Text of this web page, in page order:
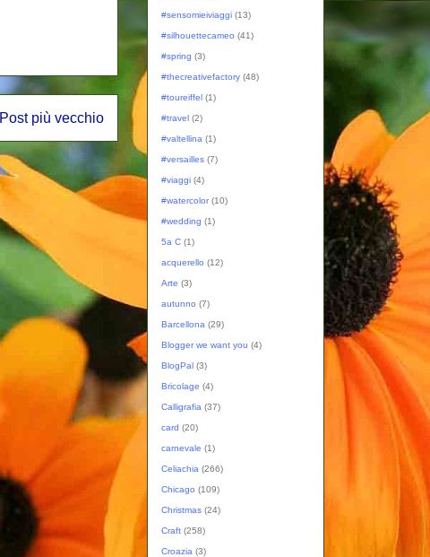
Post più vecchio
#sensomieiviaggi (13)
#silhouettecameo (41)
#spring (3)
#thecreativefactory (48)
#toureiffel (1)
#travel (2)
#valtellina (1)
#versailles (7)
#viaggi (4)
#watercolor (10)
#wedding (1)
5a C (1)
acquerello (12)
Arte (3)
autunno (7)
Barcellona (29)
Blogger we want you (4)
BlogPal (3)
Bricolage (4)
Calligrafia (37)
card (20)
carnevale (1)
Celiachia (266)
Chicago (109)
Christmas (24)
Craft (258)
Croazia (3)